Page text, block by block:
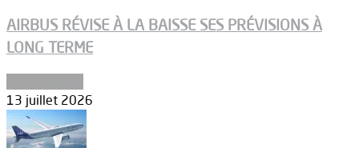
AIRBUS RÉVISE À LA BAISSE SES PRÉVISIONS À
LONG TERME
13 juillet 2026